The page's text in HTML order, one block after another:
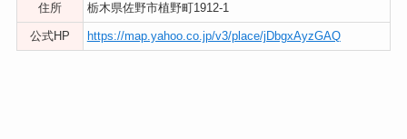
住所 栃木県佐野市植野町1912-1
公式HP https://map.yahoo.co.jp/v3/place/jDbgxAyzGAQ